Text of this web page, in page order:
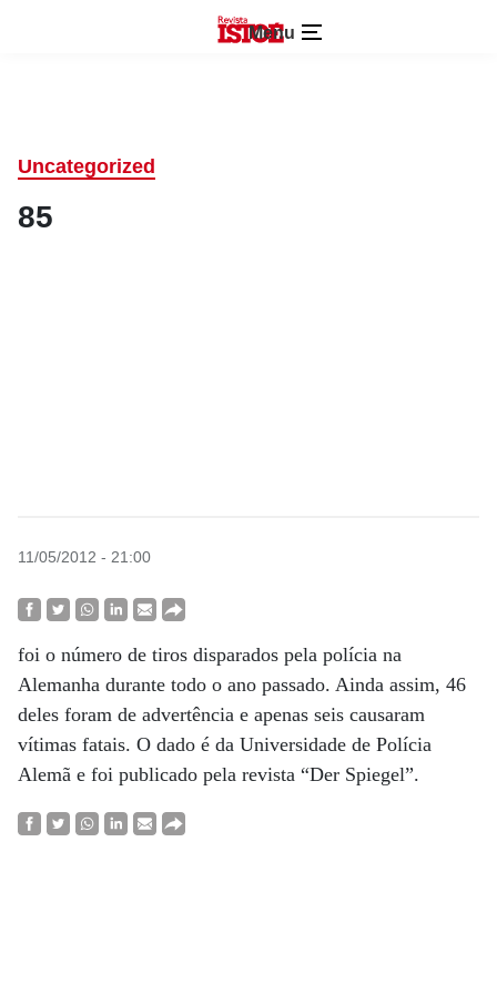
Menu
Uncategorized
85
11/05/2012 - 21:00
foi o número de tiros disparados pela polícia na
Alemanha durante todo o ano passado. Ainda assim, 46
deles foram de advertência e apenas seis causaram
vítimas fatais. O dado é da Universidade de Polícia
Alemã e foi publicado pela revista “Der Spiegel”.